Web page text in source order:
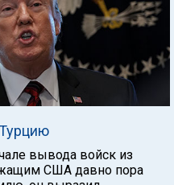
вывода войск из
США давно пора